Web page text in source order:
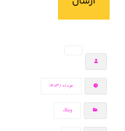
مرداد ۱, ۱۴۰۳
وبلاگ